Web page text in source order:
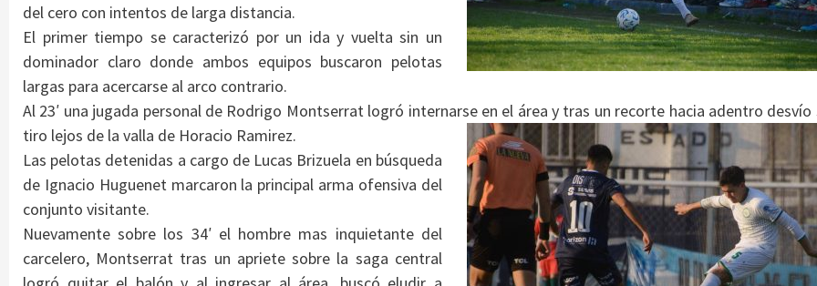
del cero con intentos de larga distancia.
El primer tiempo se caracterizó por un ida y vuelta sin un
dominador claro donde ambos equipos buscaron pelotas
largas para acercarse al arco contrario.
Al 23′ una jugada personal de Rodrigo Montserrat logró internarse en el área y tras un recorte hacia adentro desvío
tiro lejos de la valla de Horacio Ramirez.
Las pelotas detenidas a cargo de Lucas Brizuela en búsqueda
de Ignacio Huguenet marcaron la principal arma ofensiva del
conjunto visitante.
Nuevamente sobre los 34′ el hombre mas inquietante del
carcelero, Montserrat tras un apriete sobre la saga central